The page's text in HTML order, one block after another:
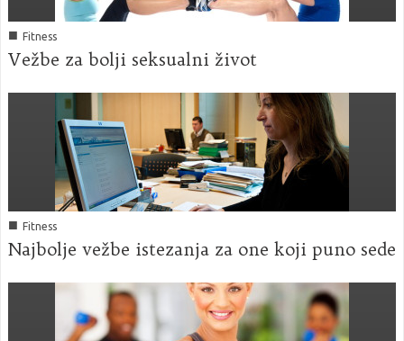
■ Fitness
Vežbe za bolji seksualni život
■ Fitness
Najbolje vežbe istezanja za one koji puno sede